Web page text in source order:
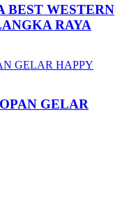
BEST WESTERN
RAYA
GELAR